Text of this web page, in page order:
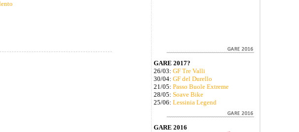
GARE 2017?
26/03: GF Tre Valli
30/04: GF del Durello
21/05: Passo Buole Extreme
28/05: Soave Bike
25/06: Lessinia Legend
GARE 2016